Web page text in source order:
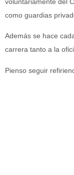
como guardias
Además se hace
carrera tanto a la
Pienso seguir